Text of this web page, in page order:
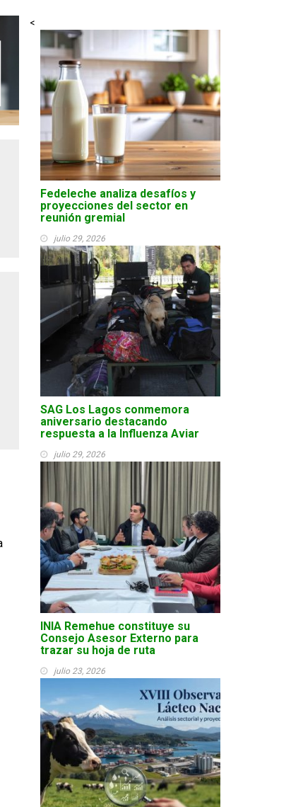
<
Fedeleche analiza desafíos y
proyecciones del sector en
reunión gremial
julio 29, 2026
SAG Los Lagos conmemora
aniversario destacando
respuesta a la Influenza Aviar
julio 29, 2026
INIA Remehue constituye su
Consejo Asesor Externo para
trazar su hoja de ruta
julio 23, 2026